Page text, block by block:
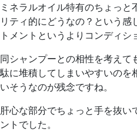
ミネラルオイル特有のちょっ
リティ的にどうなの？という感
トメントというよりコンディシ
同シャンプーとの相性を考え
駄に堆積してしまいやすいのを
いそうなのが残念ですね。
肝心な部分でちょっと手を抜い
ントでした。